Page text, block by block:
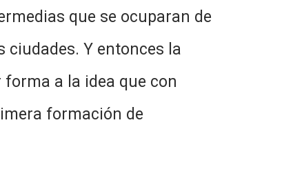
que se ocuparan de
ciudades. Y entonces la
a la idea que con
formación de